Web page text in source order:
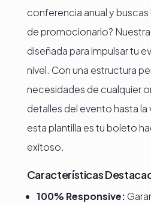
conferencia anual y
de promocionarlo? Nuestra
diseñada para impulsar tu
nivel. Con una estructura
necesidades de cualquier
detalles del evento hasta
esta plantilla es tu boleto
exitoso.
Características
100% Responsive: